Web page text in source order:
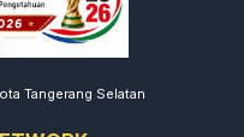
Tangerang Selatan